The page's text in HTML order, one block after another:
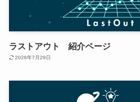
ラストアウト 紹介ページ
2026年7月29日